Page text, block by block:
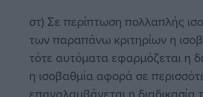
στ) Σε περίπτωση πολλαπλής
των παραπάνω κριτηρίων η
τότε αυτόματα εφαρμόζεται η
η ισοβαθμία αφορά σε